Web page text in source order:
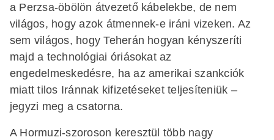
a Perzsa-öbölön átvezető kábelekbe, de nem
világos, hogy azok átmennek-e iráni vizeken. Az
sem világos, hogy Teherán hogyan kényszeríti
majd a technológiai óriásokat az
engedelmeskedésre, ha az amerikai szankciók
miatt tilos Iránnak kifizetéseket teljesíteniük –
jegyzi meg a csatorna.
A Hormuzi-szoroson keresztül több nagy